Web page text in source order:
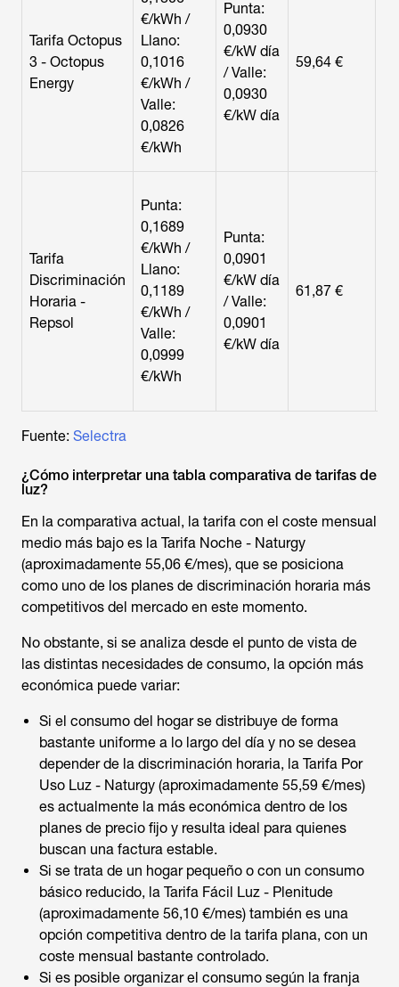
Tarifa Octopus
3 - Octopus
Energy
€/kWh /
Llano:
0,1016
€/kWh /
Valle:
0,0826
€/kWh
Punta:
0,0930
€/kW día
/ Valle:
0,0930
€/kW día
59,64 €
Tarifa
Discriminación
Horaria -
Repsol
Punta:
0,1689
€/kWh /
Llano:
0,1189
€/kWh /
Valle:
0,0999
€/kWh
Punta:
0,0901
€/kW día
/ Valle:
0,0901
€/kW día
61,87 €
Fuente: Selectra
¿Cómo interpretar una tabla comparativa de tarifas de
luz?
En la comparativa actual, la tarifa con el coste mensual
medio más bajo es la Tarifa Noche - Naturgy
(aproximadamente 55,06 €/mes), que se posiciona
como uno de los planes de discriminación horaria más
competitivos del mercado en este momento.
No obstante, si se analiza desde el punto de vista de
las distintas necesidades de consumo, la opción más
económica puede variar:
Si el consumo del hogar se distribuye de forma
bastante uniforme a lo largo del día y no se desea
depender de la discriminación horaria, la Tarifa Por
Uso Luz - Naturgy (aproximadamente 55,59 €/mes)
es actualmente la más económica dentro de los
planes de precio fijo y resulta ideal para quienes
buscan una factura estable.
Si se trata de un hogar pequeño o con un consumo
básico reducido, la Tarifa Fácil Luz - Plenitude
(aproximadamente 56,10 €/mes) también es una
opción competitiva dentro de la tarifa plana, con un
coste mensual bastante controlado.
Si es posible organizar el consumo según la franja